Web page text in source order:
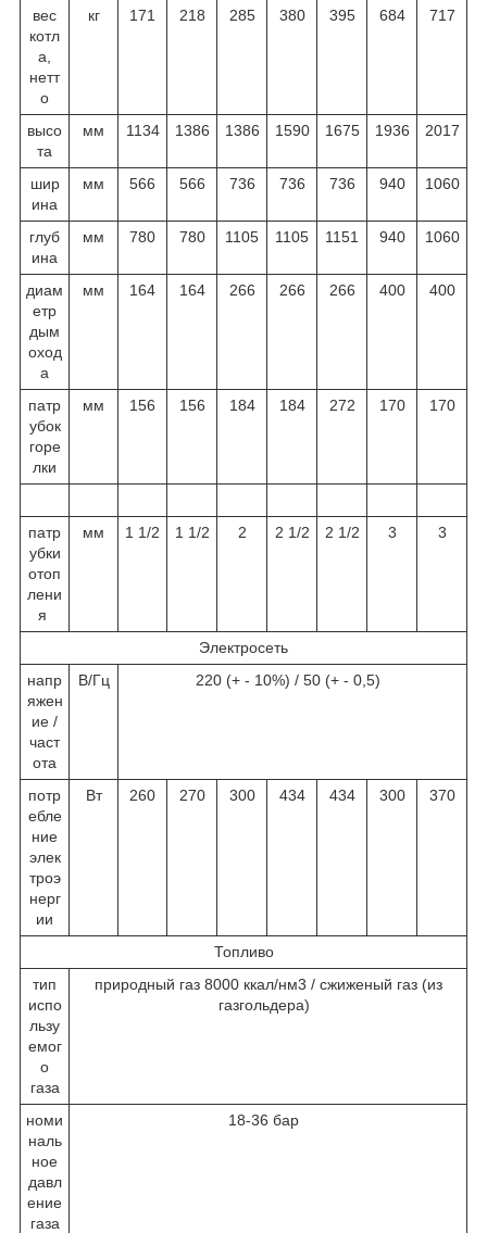
вес
котл
а,
нетт
о
кг 171 218 285 380 395 684 717
высо
та
мм 1134 1386 1386 1590 1675 1936 2017
шир
ина
мм 566 566 736 736 736 940 1060
глуб
ина
мм 780 780 1105 1105 1151 940 1060
диам
етр
дым
оход
а
мм 164 164 266 266 266 400 400
патр
убок
горе
лки
мм 156 156 184 184 272 170 170
патр
убки
отоп
лени
я
мм 1 1/2 1 1/2 2 2 1/2 2 1/2 3 3
Электросеть
напр
яжен
ие /
част
ота
В/Гц 220 (+ - 10%) / 50 (+ - 0,5)
потр
ебле
ние
элек
троэ
нерг
ии
Вт 260 270 300 434 434 300 370
Топливо
тип
испо
льзу
емог
о
газа
природный газ 8000 ккал/нм3 / сжиженый газ (из
газгольдера)
номи
наль
ное
давл
ение
газа
18-36 бар